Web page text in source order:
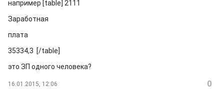
например [table] 2111
Заработная
плата
35334,3 [/table]
это ЗП одного человека?
16.01.2015, 12:06 0